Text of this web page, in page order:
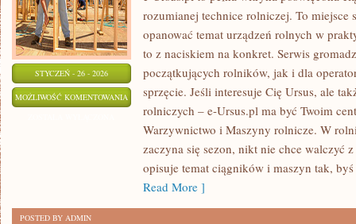
STYCZEŃ - 26 - 2026
MOŻLIWOŚĆ KOMENTOWANIA UPRAWY
PLONY
rozumianej technice rolniczej. To miejsce
opanować temat urządzeń rolnych w
to z naciskiem na konkret. Serwis
początkujących rolników, jak i dla
sprzęcie. Jeśli interesuje Cię Ursus, ale
rolniczych – e-Ursus.pl ma być Twoim
Warzywnictwo i Maszyny rolnicze. W
zaczyna się sezon, nikt nie chce walczyć
opisuje temat ciągników i maszyn tak,
Read More ]
POSTED BY ADMIN